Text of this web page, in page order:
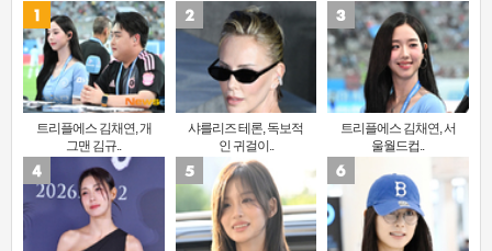
트리플에스 김채연, 개
그맨 김규..
샤를리즈 테론, 독보적
인 귀걸이..
트리플에스 김채연, 서
울월드컵..